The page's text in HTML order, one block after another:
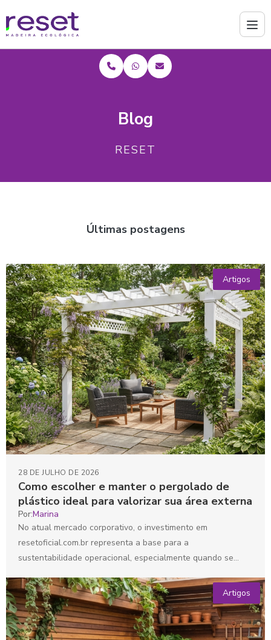
Blog
RESET
Últimas postagens
Artigos
Como escolher e manter o pergolado de
plástico ideal para valorizar sua área externa
28 DE JULHO DE 2026
Por:Marina
No atual mercado corporativo, o investimento em
resetoficial.com.br representa a base para a
sustentabilidade operacional, especialmente quando se
Artigos